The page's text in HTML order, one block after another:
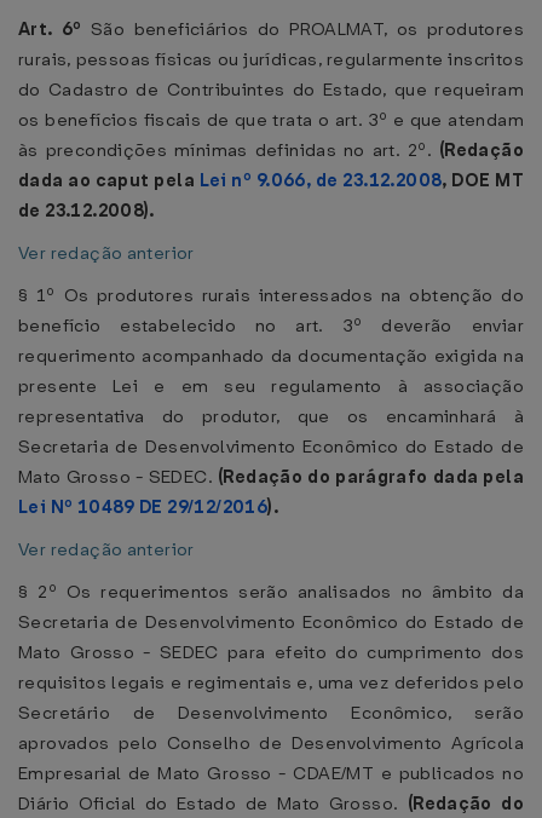
Art. 6º São beneficiários do PROALMAT, os produtores
rurais, pessoas físicas ou jurídicas, regularmente inscritos
do Cadastro de Contribuintes do Estado, que requeiram
os benefícios fiscais de que trata o art. 3º e que atendam
às precondições mínimas definidas no art. 2º. (Redação
dada ao caput pela Lei nº 9.066, de 23.12.2008, DOE MT
de 23.12.2008).
Ver redação anterior
§ 1º Os produtores rurais interessados na obtenção do
benefício estabelecido no art. 3º deverão enviar
requerimento acompanhado da documentação exigida na
presente Lei e em seu regulamento à associação
representativa do produtor, que os encaminhará à
Secretaria de Desenvolvimento Econômico do Estado de
Mato Grosso - SEDEC. (Redação do parágrafo dada pela
Lei Nº 10489 DE 29/12/2016).
Ver redação anterior
§ 2º Os requerimentos serão analisados no âmbito da
Secretaria de Desenvolvimento Econômico do Estado de
Mato Grosso - SEDEC para efeito do cumprimento dos
requisitos legais e regimentais e, uma vez deferidos pelo
Secretário de Desenvolvimento Econômico, serão
aprovados pelo Conselho de Desenvolvimento Agrícola
Empresarial de Mato Grosso - CDAE/MT e publicados no
Diário Oficial do Estado de Mato Grosso. (Redação do